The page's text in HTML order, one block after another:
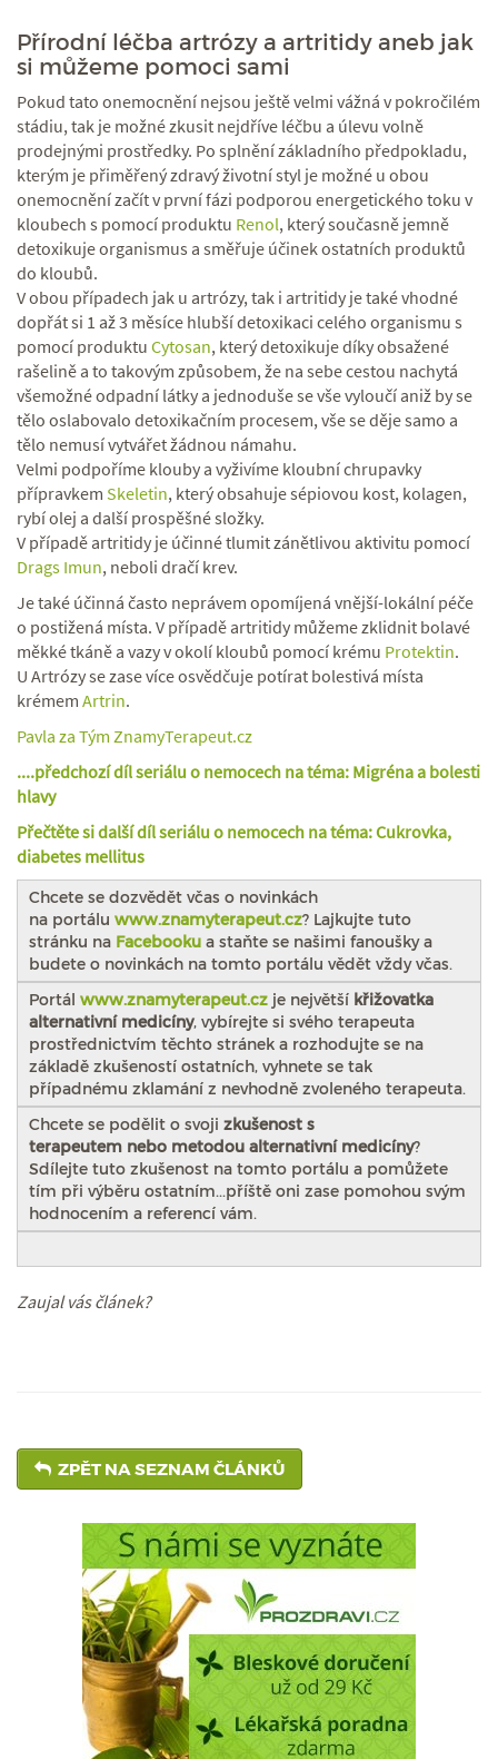
Přírodní léčba artrózy a artritidy aneb jak
si můžeme pomoci sami
Pokud tato onemocnění nejsou ještě velmi vážná v pokročilém
stádiu, tak je možné zkusit nejdříve léčbu a úlevu volně
prodejnými prostředky. Po splnění základního předpokladu,
kterým je přiměřený zdravý životní styl je možné u obou
onemocnění začít v první fázi podporou energetického toku v
kloubech s pomocí produktu Renol, který současně jemně
detoxikuje organismus a směřuje účinek ostatních produktů
do kloubů.
V obou případech jak u artrózy, tak i artritidy je také vhodné
dopřát si 1 až 3 měsíce hlubší detoxikaci celého organismu s
pomocí produktu Cytosan, který detoxikuje díky obsažené
rašelině a to takovým způsobem, že na sebe cestou nachytá
všemožné odpadní látky a jednoduše se vše vyloučí aniž by se
tělo oslabovalo detoxikačním procesem, vše se děje samo a
tělo nemusí vytvářet žádnou námahu.
Velmi podpoříme klouby a vyživíme kloubní chrupavky
přípravkem Skeletin, který obsahuje sépiovou kost, kolagen,
rybí olej a další prospěšné složky.
V případě artritidy je účinné tlumit zánětlivou aktivitu pomocí
Drags Imun, neboli dračí krev.
Je také účinná často neprávem opomíjená vnější-lokální péče
o postižená místa. V případě artritidy můžeme zklidnit bolavé
měkké tkáně a vazy v okolí kloubů pomocí krému Protektin.
U Artrózy se zase více osvědčuje potírat bolestivá místa
krémem Artrin.
Pavla za Tým ZnamyTerapeut.cz
....předchozí díl seriálu o nemocech na téma: Migréna a bolesti
hlavy
Přečtěte si další díl seriálu o nemocech na téma: Cukrovka,
diabetes mellitus
Chcete se dozvědět včas o novinkách
na portálu www.znamyterapeut.cz? Lajkujte tuto
stránku na Facebooku a staňte se našimi fanoušky a
budete o novinkách na tomto portálu vědět vždy včas.
Portál www.znamyterapeut.cz je největší křižovatka
alternativní medicíny, vybírejte si svého terapeuta
prostřednictvím těchto stránek a rozhodujte se na
základě zkušeností ostatních, vyhnete se tak
případnému zklamání z nevhodně zvoleného terapeuta.
Chcete se podělit o svoji zkušenost s
terapeutem nebo metodou alternativní medicíny?
Sdílejte tuto zkušenost na tomto portálu a pomůžete
tím při výběru ostatním...příště oni zase pomohou svým
hodnocením a referencí vám.
Zaujal vás článek?
ZPĚT NA SEZNAM ČLÁNKŮ